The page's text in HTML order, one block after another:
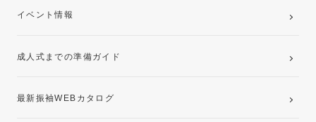
卒業袴レンタルプラン
イベント情報
成人式までの準備ガイド
最新振袖WEBカタログ